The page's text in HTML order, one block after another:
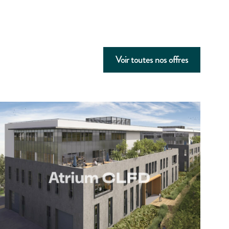
Voir toutes nos offres